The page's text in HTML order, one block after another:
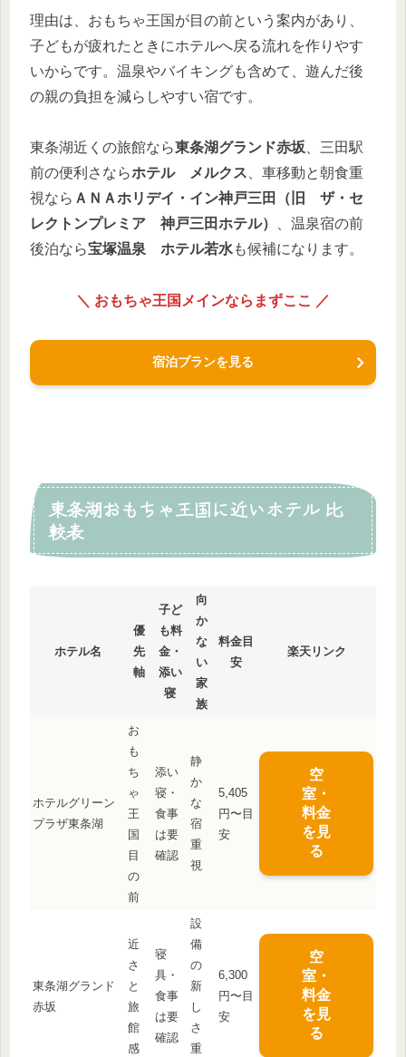
理由は、おもちゃ王国が目の前という案内があり、
子どもが疲れたときにホテルへ戻る流れを作りやす
いからです。温泉やバイキングも含めて、遊んだ後
の親の負担を減らしやすい宿です。
東条湖近くの旅館なら東条湖グランド赤坂、三田駅
前の便利さならホテル メルクス、車移動と朝食重
視なら ＡＮＡホリデイ・イン神戸三田（旧 ザ・セ
レクトンプレミア 神戸三田ホテル）
、温泉宿の前
後泊なら宝塚温泉 ホテル若水も候補になります。
＼ おもちゃ王国メインならまずここ ／
宿泊プランを見る
東条湖おもちゃ王国に近いホテル 比
較表
ホテル名
優
先
軸
子ど
も料
金・
添い
寝
向
か
な
い
家
族
料金目
安
楽天リンク
ホテルグリーン
プラザ東条湖
お
も
ち
ゃ
王
国
目
の
前
添い
寝・
食事
は要
確認
静
か
な
宿
重
視
5,405
円〜目
安
空
室・
料金
を見
る
東条湖グランド
赤坂
近
さ
と
旅
館
感
寝
具・
食事
は要
確認
設
備
の
新
し
さ
重
6,300
円〜目
安
空
室・
料金
を見
る